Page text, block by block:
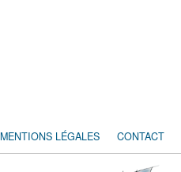
MENTIONS LÉGALES CONTACT